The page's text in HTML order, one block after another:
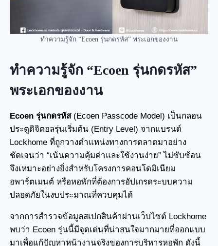
ทำความรู้จัก “Ecoen รุ่นกดรหัส” พระเอกของงาน
ทำความรู้จัก “Ecoen รุ่นกดรหัส”
พระเอกของงาน
Ecoen รุ่นกดรหัส(Ecoen Passcode Model) เป็นกลอน
ประตูดิจิตอลรุ่นเริ่มต้น (Entry Level) จากแบรนด์
Lockhome ที่ถูกวางตำแหน่งทางการตลาดมาอย่าง
ชัดเจนว่า “เน้นความคุ้มค่าและใช้งานง่าย” ไม่ซับซ้อน
จึงเหมาะอย่างยิ่งสำหรับโครงการคอนโดมิเนียม
อพาร์ตเมนต์ หรือหอพักที่ต้องการอัปเกรดระบบความ
ปลอดภัยในงบประมาณที่ควบคุมได้
จากการสำรวจข้อมูลสเปกสินค้าผ่านเว็บไซต์ Lockhome
พบว่า Ecoen รุ่นนี้มีจุดเด่นที่น่าสนใจมากมายที่ออกแบบ
มาเพื่อแก้ปัญหาหน้างานจริงของการบริหารหอพัก ดังนี้